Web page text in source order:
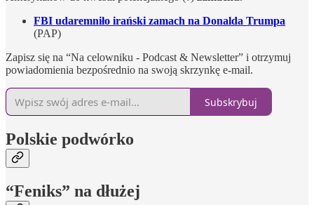
FBI udaremniło irański zamach na Donalda Trumpa
(PAP)
Zapisz się na “Na celowniku - Podcast & Newsletter” i otrzymuj
powiadomienia bezpośrednio na swoją skrzynkę e-mail.
Subskrybuj
Polskie podwórko
“Feniks” na dłużej